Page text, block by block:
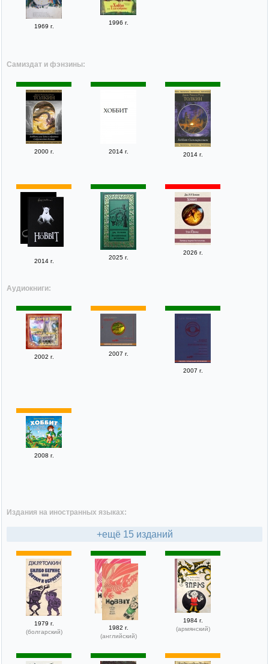
1969 г.
1996 г.
Самиздат и фэнзины:
2000 г. 2014 г. 2014 г.
2014 г.
2025 г.
2026 г.
Аудиокниги:
2002 г. 2007 г.
2007 г.
2008 г.
Издания на иностранных языках:
+ещё 15 изданий
1979 г.
(болгарский)
1982 г.
(английский)
1984 г.
(армянский)